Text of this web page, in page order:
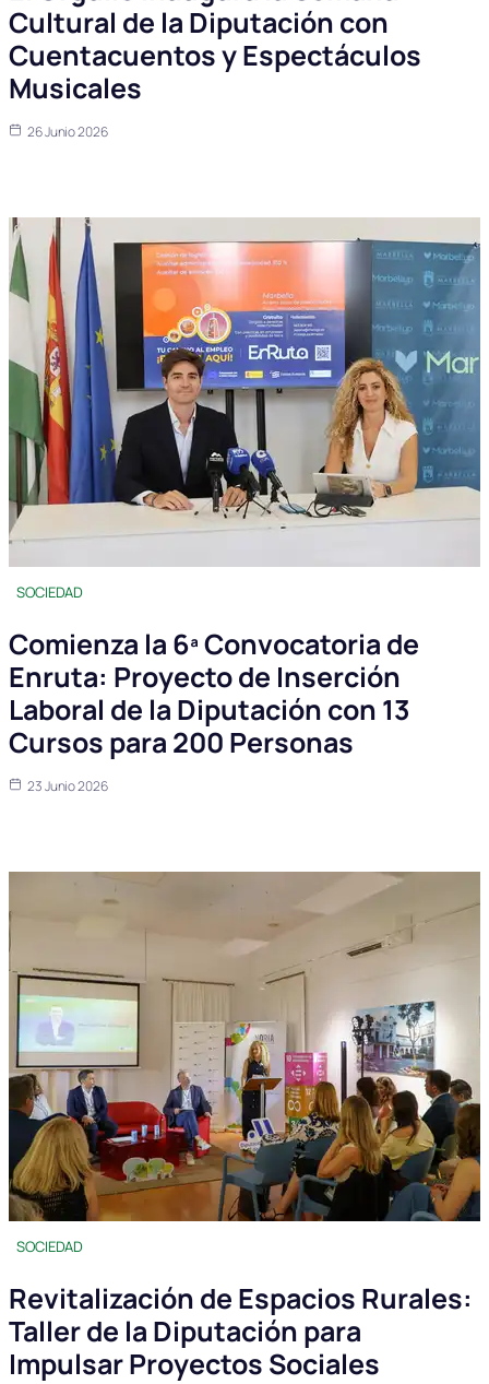
Cultural de la Diputación con
Cuentacuentos y Espectáculos
Musicales
26 Junio 2026
SOCIEDAD
Comienza la 6ª Convocatoria de
Enruta: Proyecto de Inserción
Laboral de la Diputación con 13
Cursos para 200 Personas
23 Junio 2026
SOCIEDAD
Revitalización de Espacios Rurales:
Taller de la Diputación para
Impulsar Proyectos Sociales